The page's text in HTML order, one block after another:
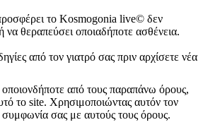
το Kosmogonia live© δεν
να θεραπεύσει οποιαδήποτε ασθένεια.
από τον γιατρό σας πριν αρχίσετε νέα
από τους παραπάνω όρους,
το site. Χρησιμοποιώντας αυτόν τον
σας με αυτούς τους όρους.